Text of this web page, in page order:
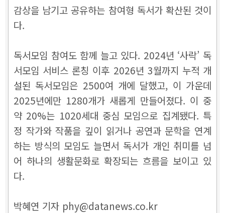
감상을 남기고 공유하는 참여형 독서가 확산된 것이
다.
독서모임 참여도 함께 늘고 있다. 2024년 ‘사락’ 독
서모임 서비스 론칭 이후 2026년 3월까지 누적 개
설된 독서모임은 2500여 개에 달했고, 이 가운데
2025년에만 1280개가 새롭게 만들어졌다. 이 중
약 20%는 1020세대 중심 모임으로 집계됐다. 특
정 작가와 작품을 깊이 읽거나 공연과 문학을 연계
하는 방식의 모임도 늘면서 독서가 개인 취미를 넘
어 하나의 생활문화로 확장되는 흐름을 보이고 있
다.
박혜연 기자 phy@datanews.co.kr